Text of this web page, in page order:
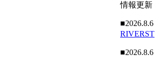
情報更新
■2026.8.6
RIVERST
■2026.8.6